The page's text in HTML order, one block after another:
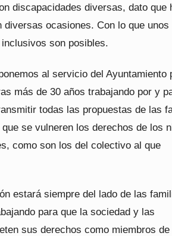
discapacidades diversas, dato que
ocasiones. Con lo que unos
son posibles.
al servicio del Ayuntamiento
más de 30 años trabajando por y
todas las propuestas de las
se vulneren los derechos de los
como son los del colectivo al que
estará siempre del lado de las
para que la sociedad y las
sus derechos como miembros